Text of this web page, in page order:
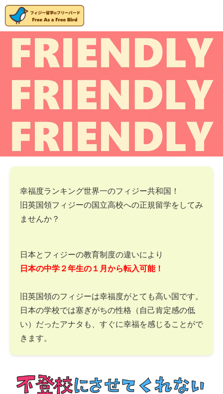
幸福度ランキング世界一のフィジー共和国！
旧英国領フィジーの国立高校への正規留学をしてみ
ませんか？
日本とフィジーの教育制度の違いにより
日本の中学２年生の１月から転入可能！
旧英国領のフィジーは幸福度がとても高い国です。
日本の学校では塞ぎがちの性格（自己肯定感の低
い）だったアナタも、すぐに幸福を感じることがで
きます。